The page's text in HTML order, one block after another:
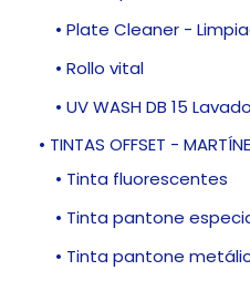
• Plate Cleaner -
• Rollo vital
• UV WASH DB 15
• TINTAS OFFSET -
• Tinta fluorescentes
• Tinta pantone
• Tinta pantone